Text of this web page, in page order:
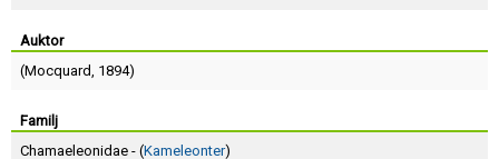
Auktor
(Mocquard, 1894)
Familj
Chamaeleonidae - (Kameleonter)